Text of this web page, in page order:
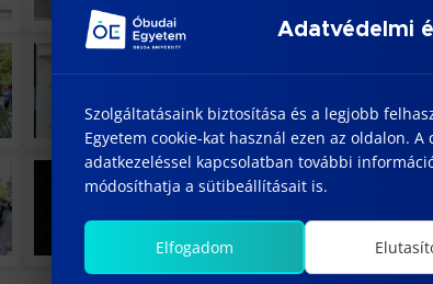
Adatvédelmi
Szolgáltatásaink biztosítása és a legjobb
Egyetem cookie-kat használ ezen az oldalon.
adatkezeléssel kapcsolatban további
módosíthatja a sütibeállításait is.
Elfogadom